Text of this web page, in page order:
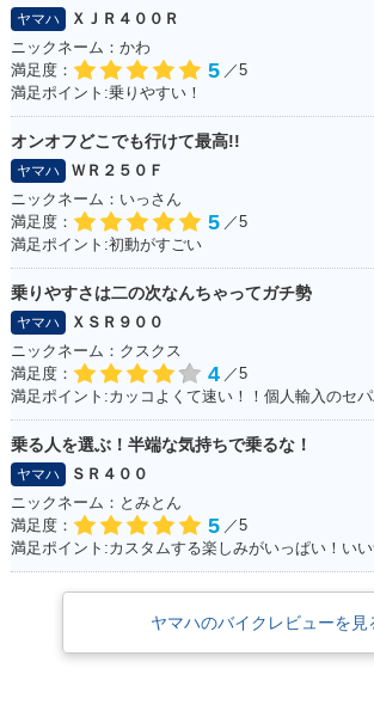
ヤマハ
ＸＪＲ４００Ｒ
ニックネーム：かわ
満足度：
5 ／5
満足ポイント:乗りやすい！
オンオフどこでも行けて最高!!
ヤマハ
ＷＲ２５０Ｆ
ニックネーム：いっさん
満足度：
5 ／5
満足ポイント:初動がすごい
乗りやすさは二の次なんちゃってガチ勢
ヤマハ
ＸＳＲ９００
ニックネーム：クスクス
満足度：
4 ／5
乗る人を選ぶ！半端な気持ちで乗るな！
ヤマハ
ＳＲ４００
ニックネーム：とみとん
満足度：
5 ／5
ヤマハのバイクレビューを見